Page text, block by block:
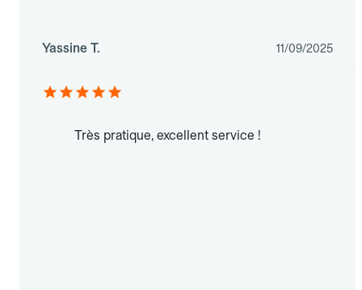
Yassine T. 11/09/2025
Très pratique, excellent service !